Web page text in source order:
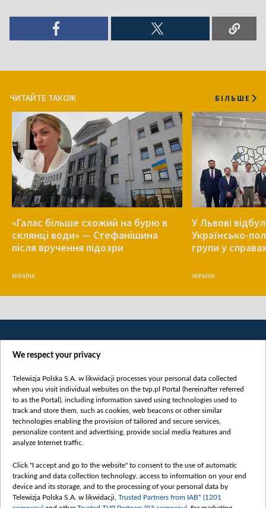
ЧИТАЙТЕ ТАКОЖ БІЛЬШЕ
«Галас більше схожий на бурю в
склянці води» — Стефанішина
після вручення підозри
УКРАЇНА
У Львові
Українсько-
групи у
УКРАЇНА
Категорії
Новини
Докладно
Погляд
Цікаво
We respect your privacy
Telewizja Polska S.A. w likwidacji processes your personal data collected
when you visit individual websites on the tvp.pl Portal (hereinafter referred
to as the Portal), including information saved using technologies used to
track and store them, such as cookies, web beacons or other similar
technologies enabling the provision of tailored and secure services,
personalize content and advertising, provide social media features and
analyze Internet traffic.
Click "I accept and go to the website" to consent to the use of automatic
tracking and data collection technology, access to information on your end
device and its storage, and to the processing of your personal data by
Telewizja Polska S.A. w likwidacji, Trusted Partners from IAB* (1201